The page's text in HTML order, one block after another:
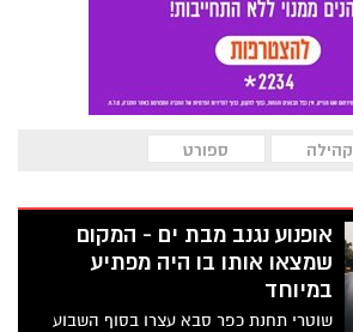
קהילה ספורט
אופנוע נגנב מבת ים - המקום
שמצאו אותו בו היה מפתיע
במיוחד
שוטרי תחנת כפר סבא עצרו בסוף השבוע